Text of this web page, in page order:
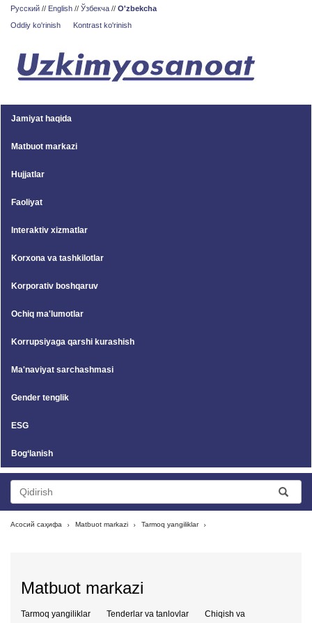
Русский // English // Ўзбекча // O'zbekcha
Oddiy ko'rinish
Kontrast ko'rinish
Jamiyat haqida
Matbuot markazi
Hujjatlar
Faoliyat
Interaktiv xizmatlar
Korxona va tashkilotlar
Korporativ boshqaruv
Ochiq ma'lumotlar
Korrupsiyaga qarshi kurashish
Ma'naviyat sarchashmasi
Gender tenglik
ESG
Bog‘lanish
Асосий саҳифа Matbuot markazi Tarmoq yangiliklar
Matbuot markazi
Tarmoq yangiliklar Tenderlar va tanlovlar
Chiqish va